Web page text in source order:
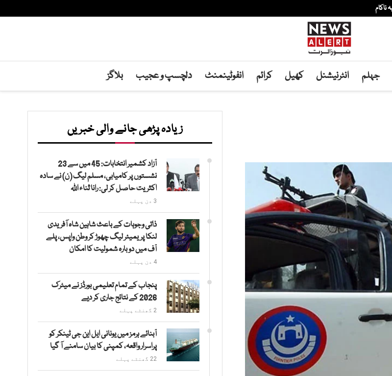
جہلم انٹرنیشنل کھیل کرائم انفوٹینمنٹ دلچسپ و عجیب بلاگز
زیادہ پڑھی جانے والی خبریں
آزاد کشمیر انتخابات: 45 میں سے 23
نشستوں پر کامیابی، مسلم لیگ (ن) نے سادہ
اکثریت حاصل کر لی: رانا ثناء اللہ
3 دن پہلے
ذاتی وجوہات کے باعث شاہین شاہ آفریدی
لنکا پریمیئر لیگ چھوڑ کر وطن واپس، پلے
آف میں دوبارہ شمولیت کا امکان
4 دن پہلے
پنجاب کے تمام تعلیمی بورڈز نے میٹرک
2026 کے نتائج جاری کر دیے
2 گھنٹے پہلے
آبنائے ہرمز میں یونانی ایل این جی ٹینکر کو
پراسرار واقعہ، کمپنی کا بیان سامنے آ گیا
22 گھنٹے پہلے